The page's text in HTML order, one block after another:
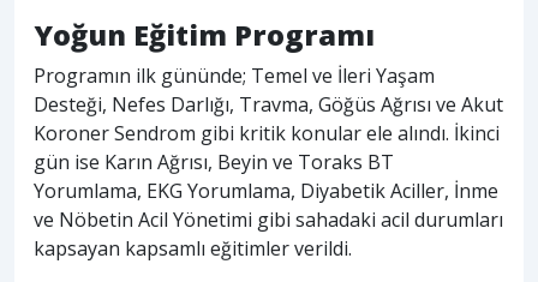
Yoğun Eğitim Programı
Programın ilk gününde; Temel ve İleri Yaşam
Desteği, Nefes Darlığı, Travma, Göğüs Ağrısı ve Akut
Koroner Sendrom gibi kritik konular ele alındı. İkinci
gün ise Karın Ağrısı, Beyin ve Toraks BT
Yorumlama, EKG Yorumlama, Diyabetik Aciller, İnme
ve Nöbetin Acil Yönetimi gibi sahadaki acil durumları
kapsayan kapsamlı eğitimler verildi.